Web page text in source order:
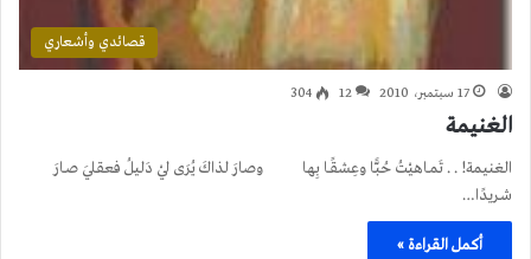
قصائدي وأشعاري
17 سبتمبر، 2010 12
304
الغنيمة
الغنيمة! . . تَمـاهيْتُ حُبًّا وعِشقًـا بِها وصارَ لذاكَ يُرَى ليْ دَليلُ فعقليَ صـارَ
شـريدًا…
أكمل القراءة »